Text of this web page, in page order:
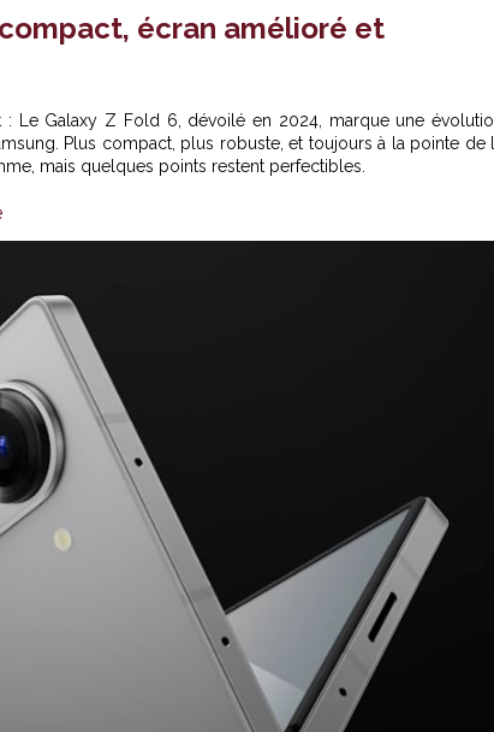
écran amélioré et
: Le Galaxy Z Fold 6, dévoilé en 2024, marque une
Plus compact, plus robuste, et toujours à la pointe de
mais quelques points restent perfectibles.